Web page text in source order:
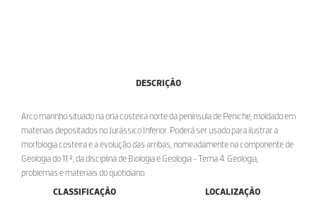
DESCRIÇÃO
Arco marinho situado na orla costeira norte da península de Peniche, moldado em
materiais depositados no Jurássico Inferior. Poderá ser usado para ilustrar a
morfologia costeira e a evolução das arribas, nomeadamente na componente de
Geologia do 11.º, da disciplina de Biologia e Geologia - Tema 4: Geologia,
problemas e materiais do quotidiano.
CLASSIFICAÇÃO
LOCALIZAÇÃO